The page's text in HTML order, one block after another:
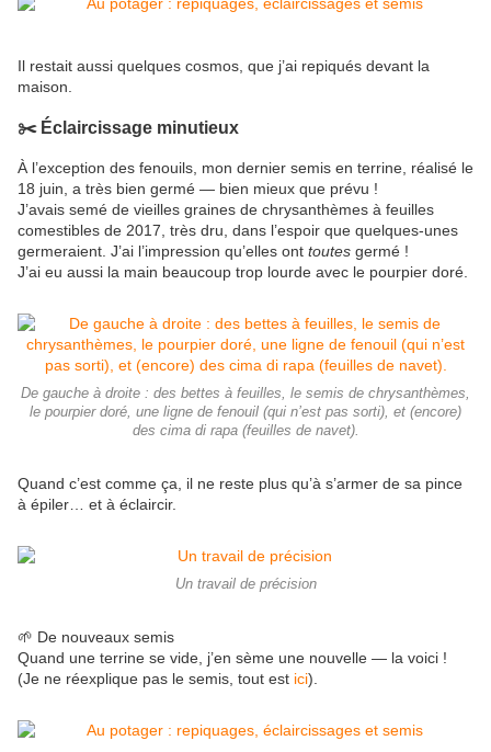
Il restait aussi quelques cosmos, que j’ai repiqués devant la
maison.
✂️ Éclaircissage minutieux
À l’exception des fenouils, mon dernier semis en terrine, réalisé le
18 juin, a très bien germé — bien mieux que prévu !
J’avais semé de vieilles graines de chrysanthèmes à feuilles
comestibles de 2017, très dru, dans l’espoir que quelques-unes
germeraient. J’ai l’impression qu’elles ont toutes germé !
J’ai eu aussi la main beaucoup trop lourde avec le pourpier doré.
De gauche à droite : des bettes à feuilles, le semis de chrysanthèmes,
le pourpier doré, une ligne de fenouil (qui n’est pas sorti), et (encore)
des cima di rapa (feuilles de navet).
Quand c’est comme ça, il ne reste plus qu’à s’armer de sa pince
à épiler… et à éclaircir.
Un travail de précision
🌱 De nouveaux semis
Quand une terrine se vide, j’en sème une nouvelle — la voici !
(Je ne réexplique pas le semis, tout est ici).